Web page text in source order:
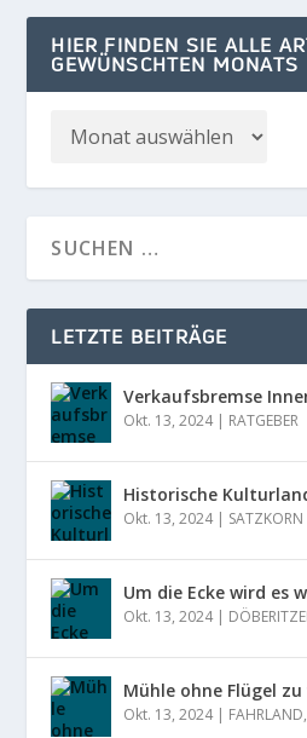
HIER FINDEN SIE ALLE
GEWÜNSCHTEN MONATS
LETZTE BEITRÄGE
Verkaufsbremse
Okt. 13, 2024| RATGEBER
Historische
Okt. 13, 2024| SATZKORN
Um die Ecke wird es
Okt. 13, 2024|
Mühle ohne Flügel
Okt. 13, 2024| FAHRLAND,